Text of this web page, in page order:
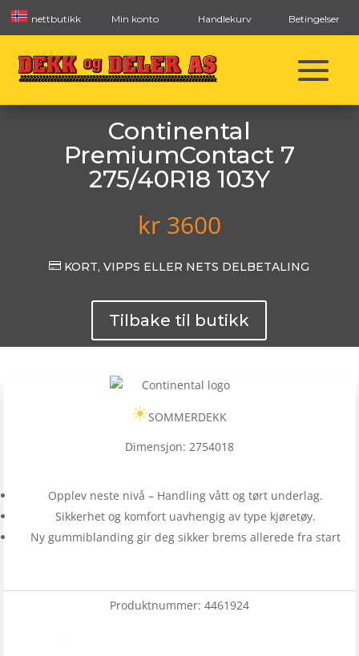
nettbutikk Min konto Handlekurv Betingelser
Continental
PremiumContact 7
275/40R18 103Y
kr3600
 KORT, VIPPS ELLER NETS DELBETALING
Tilbake til butikk
SOMMERDEKK
Dimensjon: 2754018
Opplev neste nivå – Handling vått og tørt underlag.
Sikkerhet og komfort uavhengig av type kjøretøy.
Ny gummiblanding gir deg sikker brems allerede fra start
Produktnummer: 4461924